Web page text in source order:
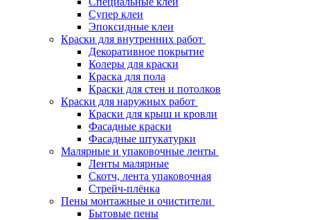
Супер клеи
Эпоксидные клеи
Краски для внутренних работ
Декоративное покрытие
Колеры для краски
Краска для пола
Краски для стен и потолков
Краски для наружных работ
Краски для крыш и кровли
Фасадные краски
Фасадные штукатурки
Малярные и упаковочные ленты
Ленты малярные
Скотч, лента упаковочная
Стрейч-плёнка
Пены монтажные и очистители
Бытовые пены